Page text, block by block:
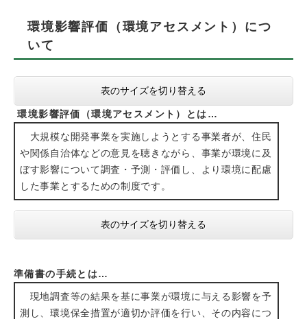
環境影響評価（環境アセスメント）につ
いて
表のサイズを切り替える
環境影響評価（環境アセスメント）とは…
大規模な開発事業を実施しようとする事業者が、住民
や関係自治体などの意見を聴きながら、事業が環境に及
ぼす影響について調査・予測・評価し、より環境に配慮
した事業とするための制度です。
表のサイズを切り替える
準備書の手続とは…
現地調査等の結果を基に事業が環境に与える影響を予
測し、環境保全措置が適切か評価を行い、その内容につ